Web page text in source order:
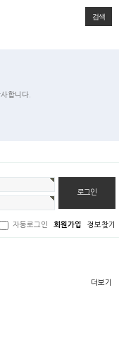
검색
합니다.
자동로그인 회원가입 정보찾기
더보기